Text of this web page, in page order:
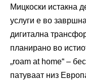
Мицкоски истакна
услуги е во
дигитална
планирано во
„roam at home“ –
патуваат низ